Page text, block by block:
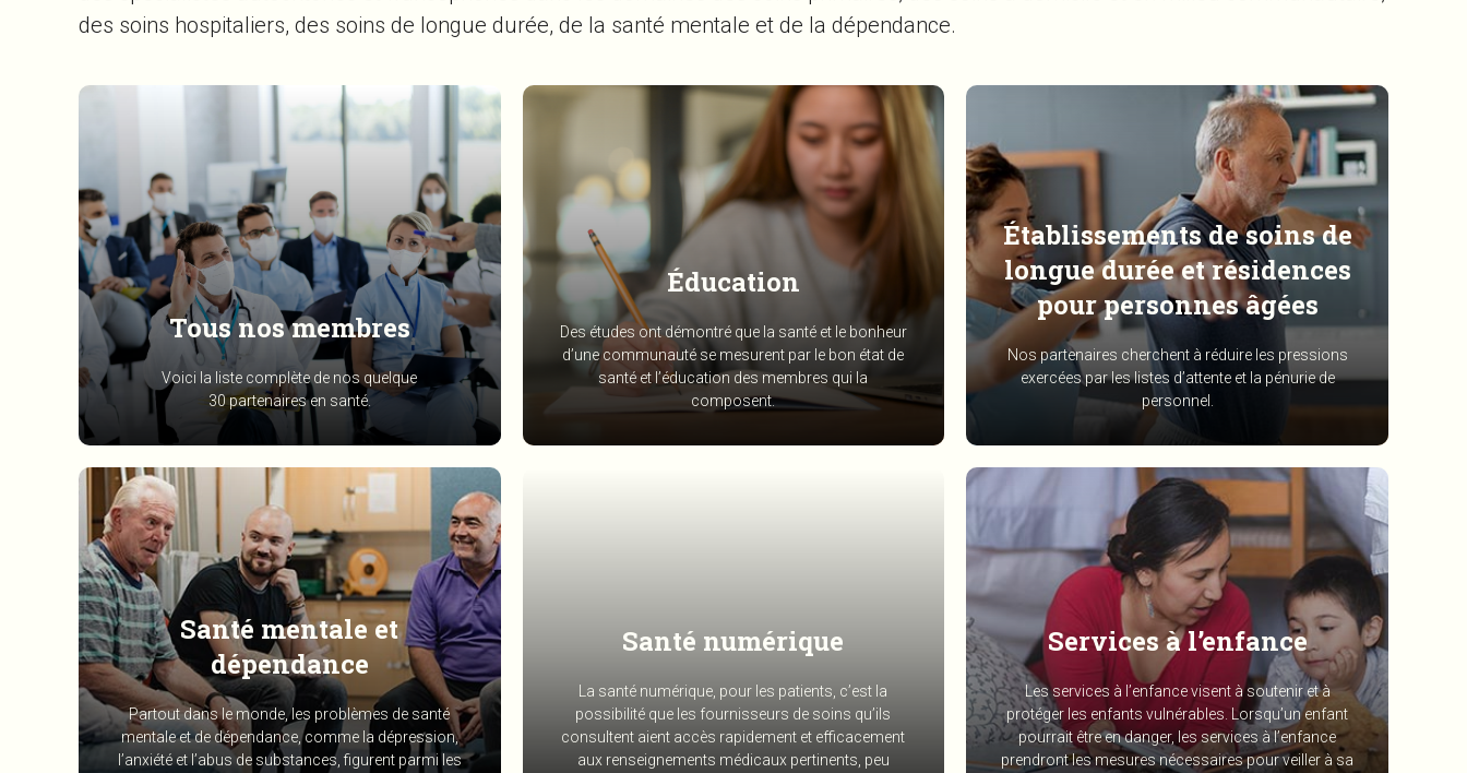
des soins hospitaliers, des soins de longue durée, de la santé mentale et de la dépendance.
Tous nos membres
Voici la liste complète de nos quelque
30 partenaires en santé.
Éducation
Des études ont démontré que la santé et le bonheur
d’une communauté se mesurent par le bon état de
santé et l’éducation des membres qui la
composent.
Établissements de soins de
longue durée et résidences
pour personnes âgées
Nos partenaires cherchent à réduire les pressions
exercées par les listes d’attente et la pénurie de
personnel.
Santé mentale et
dépendance
Partout dans le monde, les problèmes de santé
mentale et de dépendance, comme la dépression,
l’anxiété et l’abus de substances, figurent parmi les
Santé numérique
La santé numérique, pour les patients, c’est la
possibilité que les fournisseurs de soins qu’ils
consultent aient accès rapidement et efficacement
aux renseignements médicaux pertinents, peu
Services à l’enfance
Les services à l’enfance visent à soutenir et à
protéger les enfants vulnérables. Lorsqu’un enfant
pourrait être en danger, les services à l’enfance
prendront les mesures nécessaires pour veiller à sa